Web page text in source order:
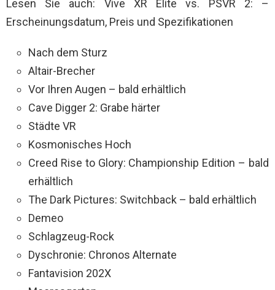
Lesen Sie auch: Vive XR Elite vs. PSVR 2: –
Erscheinungsdatum, Preis und Spezifikationen
Nach dem Sturz
Altair-Brecher
Vor Ihren Augen – bald erhältlich
Cave Digger 2: Grabe härter
Städte VR
Kosmonisches Hoch
Creed Rise to Glory: Championship Edition – bald
erhältlich
The Dark Pictures: Switchback – bald erhältlich
Demeo
Schlagzeug-Rock
Dyschronie: Chronos Alternate
Fantavision 202X